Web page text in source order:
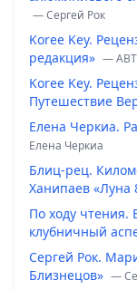
— Сергей Рок
Koree Key.
редакция» —
Koree Key.
Путешествие
Елена Черкиа.
Елена Черкиа
Блиц-рец.
Ханипаев «Луна
По ходу чтения.
клубничный
Сергей Рок.
Близнецов» —